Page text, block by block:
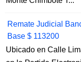
Remate Judicial
Base $ 113200
Ubicado en Calle